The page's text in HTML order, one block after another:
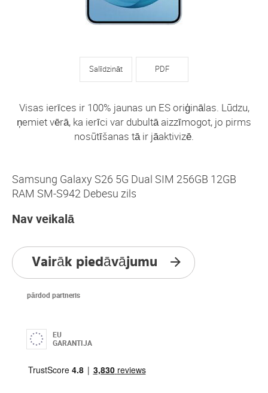
Salīdzināt PDF
Visas ierīces ir 100% jaunas un ES oriģinālas. Lūdzu,
ņemiet vērā, ka ierīci var dubultā aizzīmogot, jo pirms
nosūtīšanas tā ir jāaktivizē.
Samsung Galaxy S26 5G Dual SIM 256GB 12GB
RAM SM-S942 Debesu zils
Nav veikalā
Vairāk piedāvājumu
pārdod partneris
EU
GARANTIJA